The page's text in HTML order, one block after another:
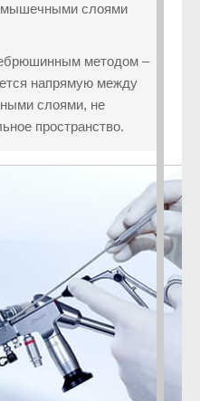
слоями
методом –
напрямую между
слоями, не
пространство.